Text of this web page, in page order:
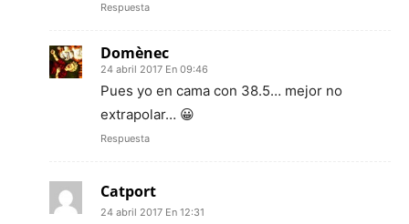
Respuesta
Domènec
24 abril 2017 En 09:46
Pues yo en cama con 38.5… mejor no
extrapolar… 😀
Respuesta
Catport
24 abril 2017 En 12:31